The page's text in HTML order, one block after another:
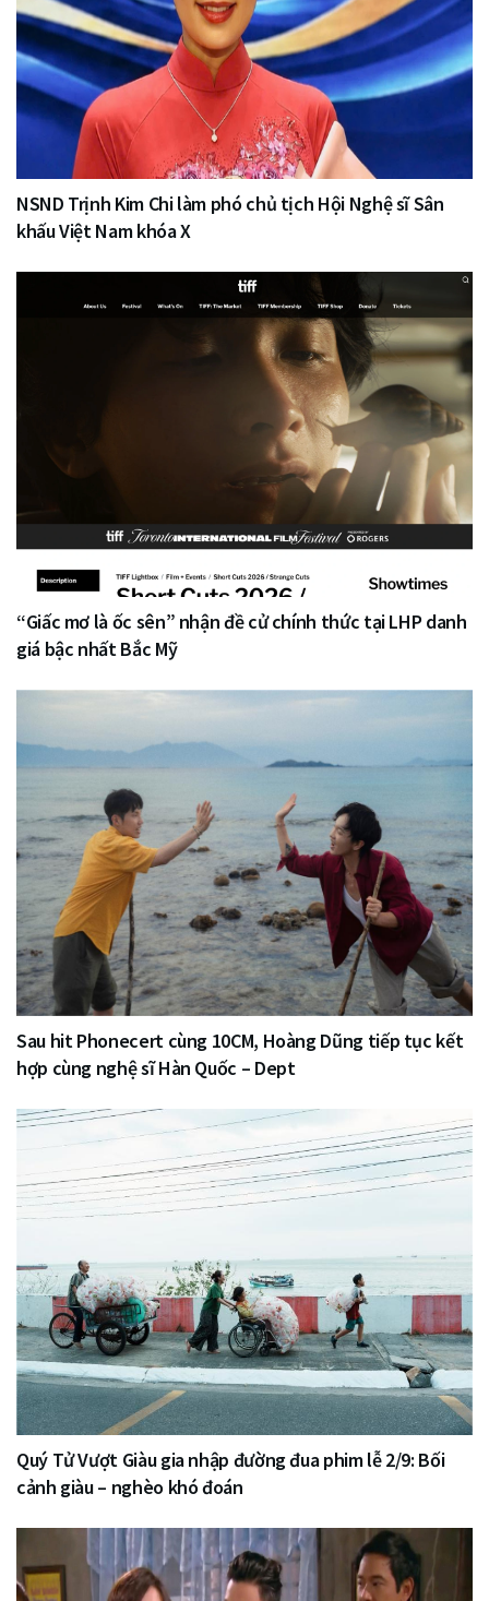
NSND Trịnh Kim Chi làm phó chủ tịch Hội Nghệ sĩ Sân
khấu Việt Nam khóa X
“Giấc mơ là ốc sên” nhận đề cử chính thức tại LHP danh
giá bậc nhất Bắc Mỹ
Sau hit Phonecert cùng 10CM, Hoàng Dũng tiếp tục kết
hợp cùng nghệ sĩ Hàn Quốc – Dept
Quý Tử Vượt Giàu gia nhập đường đua phim lễ 2/9: Bối
cảnh giàu – nghèo khó đoán